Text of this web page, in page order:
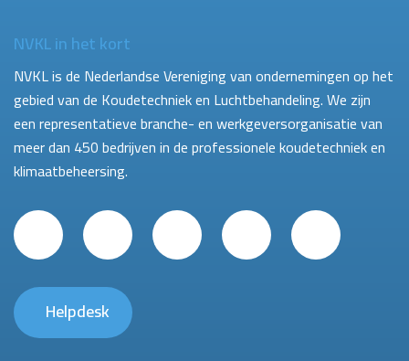
NVKL in het kort
NVKL is de Nederlandse Vereniging van ondernemingen op het
gebied van de Koudetechniek en Luchtbehandeling. We zijn
een representatieve branche- en werkgeversorganisatie van
meer dan 450 bedrijven in de professionele koudetechniek en
klimaatbeheersing.
Helpdesk